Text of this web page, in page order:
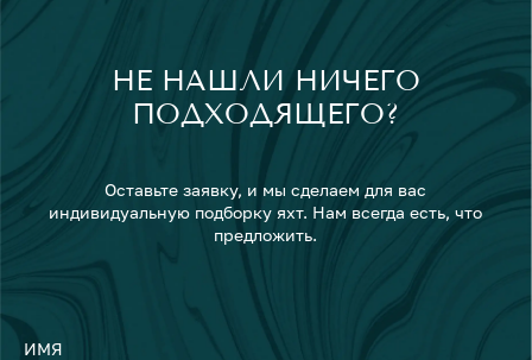
НЕ НАШЛИ НИЧЕГО
ПОДХОДЯЩЕГО?
Оставьте заявку, и мы сделаем для вас
индивидуальную подборку яхт. Нам всегда есть, что
предложить.
ИМЯ